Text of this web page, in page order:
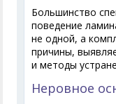
Большинство
поведение
не одной, а
причины,
и методы
Неровное